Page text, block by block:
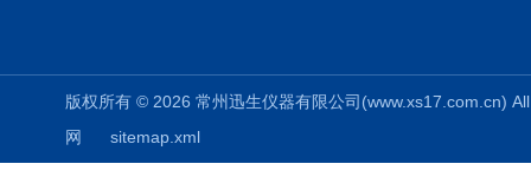
版权所有 © 2026 常州迅生仪器有限公司
网
sitemap.xml